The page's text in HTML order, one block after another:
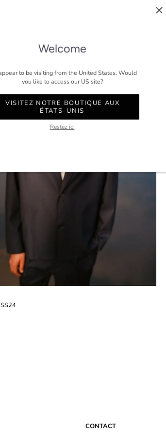
CONTACT
Welcome
to be visiting from the United States. Would
you like to access our US site?
VISITEZ NOTRE BOUTIQUE AUX
ÉTATS-UNIS
Restez ici